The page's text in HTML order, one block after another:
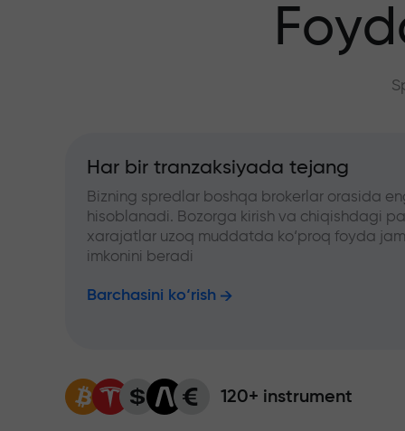
Har bir tranzaksiyada tejang
Bizning spredlar boshqa brokerlar orasida
hisoblanadi. Bozorga kirish va chiqishdagi
xarajatlar uzoq muddatda ko‘proq foyda
imkonini beradi
Barchasini ko‘rish
120+ instrument